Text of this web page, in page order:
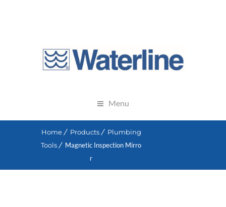
Menu
Home Products
Plumbing
Tools
Magnetic Inspection Mirro
r